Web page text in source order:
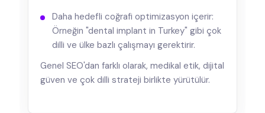
Daha hedefli coğrafi optimizasyon içerir:
Örneğin "dental implant in Turkey" gibi çok
dilli ve ülke bazlı çalışmayı gerektirir.
Genel SEO'dan farklı olarak, medikal etik, dijital
güven ve çok dilli strateji birlikte yürütülür.